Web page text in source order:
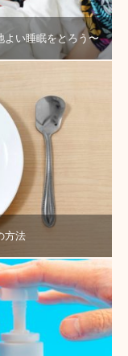
い睡眠をとろう〜
方法